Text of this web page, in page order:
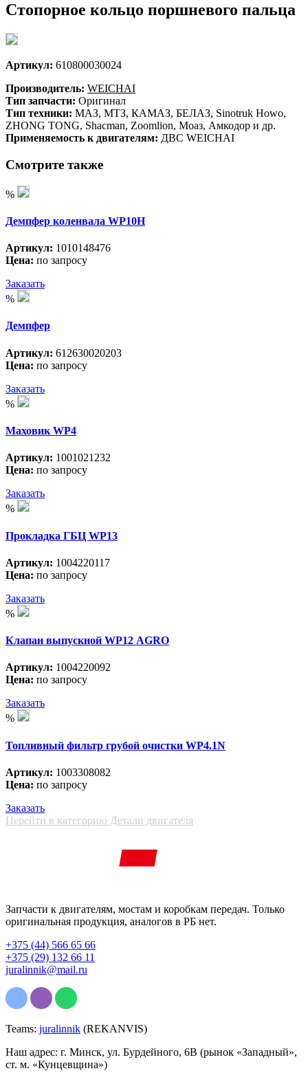
Стопорное кольцо поршневого пальца
Артикул: 610800030024
Производитель: WEICHAI
Тип запчасти: Оригинал
Тип техники: МАЗ, МТЗ, КАМАЗ, БЕЛАЗ, Sinotruk Howo,
ZHONG TONG, Shacman, Zoomlion, Моаз, Амкодор и др.
Применяемость к двигателям: ДВС WEICHAI
Смотрите также
%
Демпфер коленвала WP10H
Артикул: 1010148476
Цена: по запросу
Заказать
%
Демпфер
Артикул: 612630020203
Цена: по запросу
Заказать
%
Маховик WP4
Артикул: 1001021232
Цена: по запросу
Заказать
%
Прокладка ГБЦ WP13
Артикул: 1004220117
Цена: по запросу
Заказать
%
Клапан выпускной WP12 АGRO
Артикул: 1004220092
Цена: по запросу
Заказать
%
Топливный фильтр грубой очистки WP4.1N
Артикул: 1003308082
Цена: по запросу
Заказать
Перейти в категорию Детали двигателя
Запчасти к двигателям, мостам и коробкам передач. Только
оригинальная продукция, аналогов в РБ нет.
+375 (44) 566 65 66
+375 (29) 132 66 11
juralinnik@mail.ru
Teams: juralinnik (REKANVIS)
Наш адрес: г. Минск, ул. Бурдейного, 6В (рынок «Западный»,
ст. м. «Кунцевщина»)